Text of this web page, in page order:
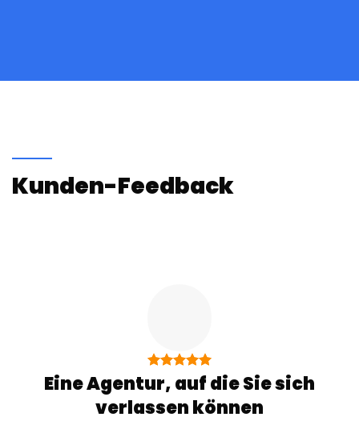
Kunden-Feedback
Eine Agentur, auf die Sie sich
verlassen können